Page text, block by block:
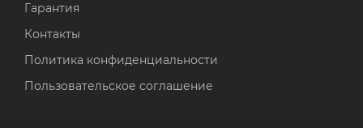
Гарантия
Контакты
Политика конфиденциальности
Пользовательское соглашение